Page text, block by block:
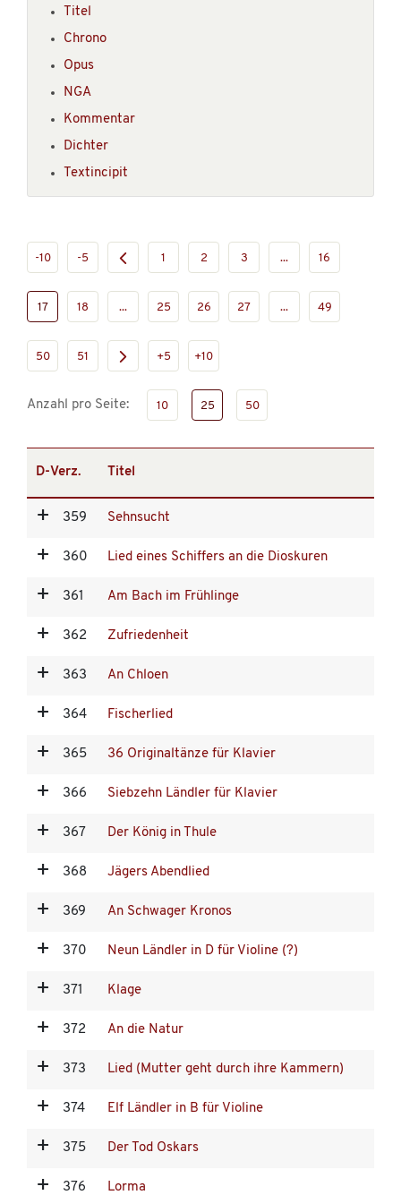
Titel
Chrono
Opus
NGA
Kommentar
Dichter
Textincipit
-10 -5 1 2 3 ... 16
17 18 ... 25 26 27 ... 49
50 51 +5 +10
Anzahl pro Seite: 10 25 50
D-Verz. Titel
359 Sehnsucht
360 Lied eines Schiffers an die Dioskuren
361 Am Bach im Frühlinge
362 Zufriedenheit
363 An Chloen
364 Fischerlied
365 36 Originaltänze für Klavier
366 Siebzehn Ländler für Klavier
367 Der König in Thule
368 Jägers Abendlied
369 An Schwager Kronos
370 Neun Ländler in D für Violine (?)
371 Klage
372 An die Natur
373 Lied (Mutter geht durch ihre Kammern)
374 Elf Ländler in B für Violine
375 Der Tod Oskars
376 Lorma